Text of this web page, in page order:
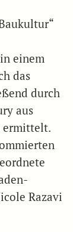
einem
das
durch
aus
ermittelt.
Razavi